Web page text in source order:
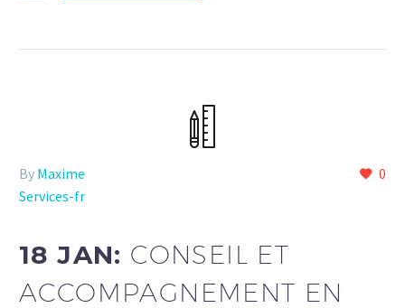
0
By Maxime
Services-fr
18 JAN: CONSEIL ET
ACCOMPAGNEMENT EN